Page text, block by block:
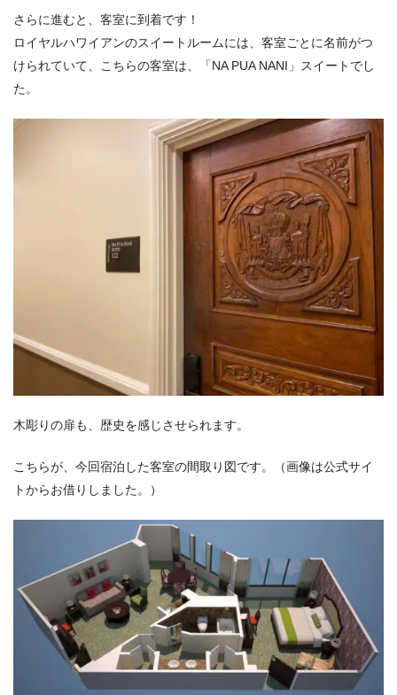
さらに進むと、客室に到着です！
ロイヤルハワイアンのスイートルームには、客室ごとに名前がつ
けられていて、こちらの客室は、「NA PUA NANI」スイートでし
た。
木彫りの扉も、歴史を感じさせられます。
こちらが、今回宿泊した客室の間取り図です。（画像は公式サイ
トからお借りしました。）